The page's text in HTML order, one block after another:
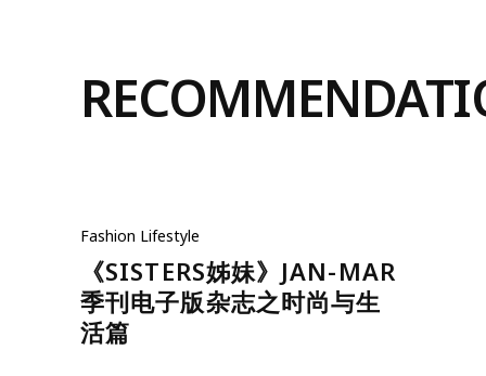
Fashion Lifestyle
《SISTERS姊妹》JAN-MAR
季刊电子版杂志之时尚与生
活篇